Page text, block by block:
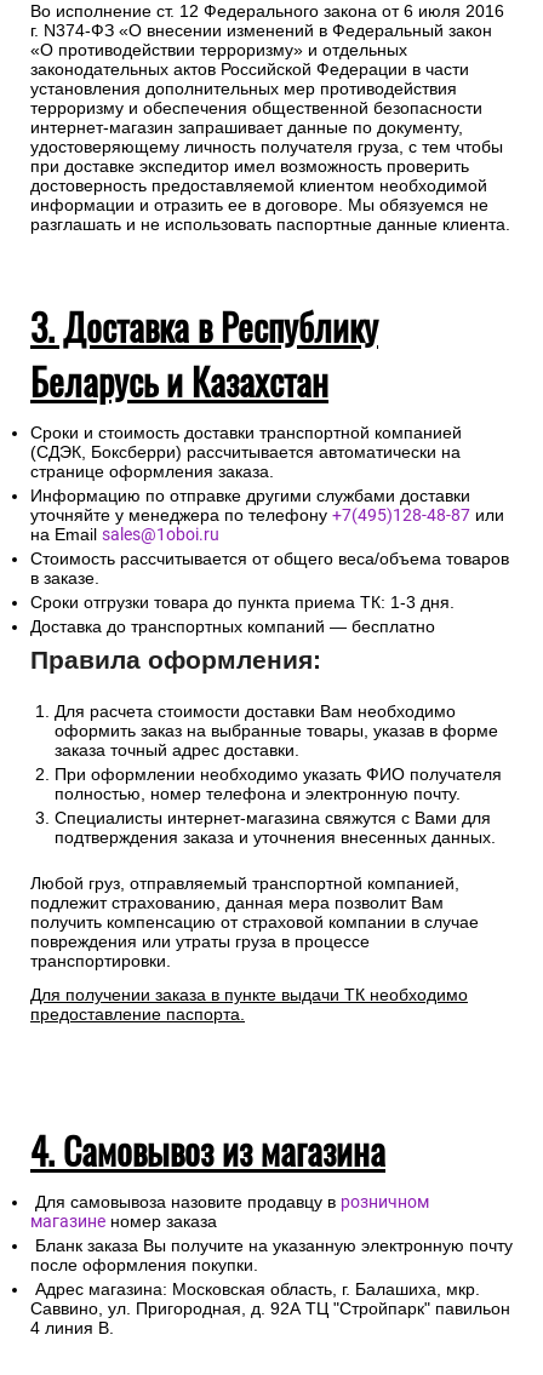
Во исполнение ст. 12 Федерального закона от 6 июля 2016
г. N374-ФЗ «О внесении изменений в Федеральный закон
«О противодействии терроризму» и отдельных
законодательных актов Российской Федерации в части
установления дополнительных мер противодействия
терроризму и обеспечения общественной безопасности
интернет-магазин запрашивает данные по документу,
удостоверяющему личность получателя груза, с тем чтобы
при доставке экспедитор имел возможность проверить
достоверность предоставляемой клиентом необходимой
информации и отразить ее в договоре. Мы обязуемся не
разглашать и не использовать паспортные данные клиента.
3. Доставка в Республику
Беларусь и Казахстан
Сроки и стоимость доставки транспортной компанией
(СДЭК, Боксберри) рассчитывается автоматически на
странице оформления заказа.
Информацию по отправке другими службами доставки
уточняйте у менеджера по телефону +7(495)128-48-87 или
на Email sales@1oboi.ru
Стоимость рассчитывается от общего веса/объема товаров
в заказе.
Сроки отгрузки товара до пункта приема ТК: 1-3 дня.
Доставка до транспортных компаний — бесплатно
Правила оформления:
Для расчета стоимости доставки Вам необходимо
оформить заказ на выбранные товары, указав в форме
заказа точный адрес доставки.
При оформлении необходимо указать ФИО получателя
полностью, номер телефона и электронную почту.
Специалисты интернет-магазина свяжутся с Вами для
подтверждения заказа и уточнения внесенных данных.
Любой груз, отправляемый транспортной компанией,
подлежит страхованию, данная мера позволит Вам
получить компенсацию от страховой компании в случае
повреждения или утраты груза в процессе
транспортировки.
Для получении заказа в пункте выдачи ТК необходимо
предоставление паспорта.
4. Самовывоз из магазина
Для самовывоза назовите продавцу в розничном
магазине номер заказа
Бланк заказа Вы получите на указанную электронную почту
после оформления покупки.
Адрес магазина: Московская область, г. Балашиха, мкр.
Саввино, ул. Пригородная, д. 92А ТЦ "Стройпарк" павильон
4 линия В.